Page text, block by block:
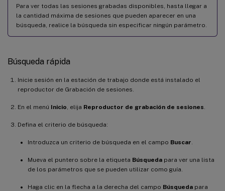
Para ver todas las sesiones grabadas disponibles, hasta llegar a
la cantidad máxima de sesiones que pueden aparecer en una
búsqueda, realice la búsqueda sin especificar ningún parámetro.
Búsqueda rápida
Inicie sesión en la estación de trabajo donde está instalado el
reproductor de Grabación de sesiones.
En el menú Inicio , elija Reproductor de grabación de sesiones
Defina el criterio de búsqueda:
Introduzca un criterio de búsqueda en el campo Buscar
Mueva el puntero sobre la etiqueta Búsqueda para ver una lista
de los parámetros que se pueden utilizar como guía.
Haga clic en la flecha a la derecha del campo Búsqueda para